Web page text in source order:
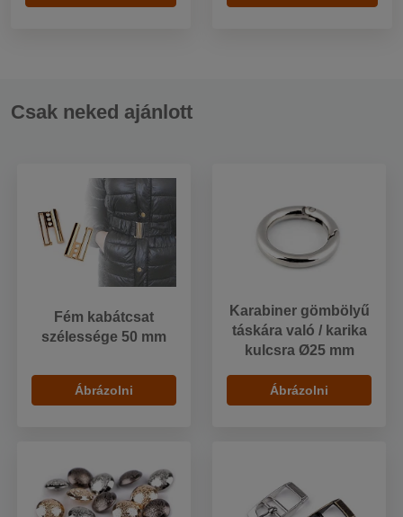
Csak neked ajánlott
Fém kabátcsat
szélessége 50 mm
Ábrázolni
Karabiner gömbölyű
táskára való / karika
kulcsra Ø25 mm
Ábrázolni